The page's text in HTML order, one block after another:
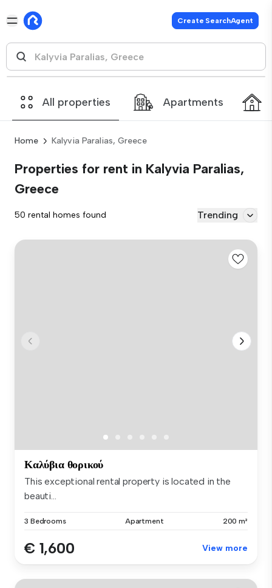
Create SearchAgent
All properties Apartments
Home Kalyvia Paralias, Greece
Properties for rent in Kalyvia Paralias,
Greece
50 rental homes found Trending
Καλύβια θορικού
This exceptional rental property is located in the
beauti...
3 Bedrooms Apartment 200 m²
€ 1,600 View more